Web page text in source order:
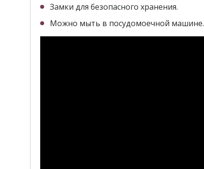
Замки для безопасного хранения.
Можно мыть в посудомоечной машине.